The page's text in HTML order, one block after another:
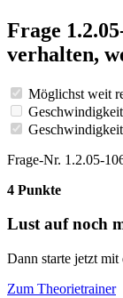
Frage
verhalten,
Möglichst weit
Frage-Nr. 1.2.05-
4 Punkte
Lust auf noch
Dann starte jetzt
Zum Theorietrainer